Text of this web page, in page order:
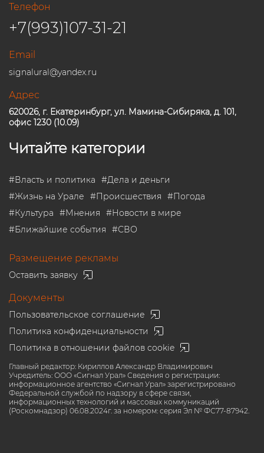
Телефон
+7(993)107-31-21
Email
signalural@yandex.ru
Адрес
620026, г. Екатеринбург, ул. Мамина-Сибиряка, д. 101,
офис 1230 (10.09)
Читайте категории
#Власть и политика #Дела и деньги
#Жизнь на Урале #Происшествия #Погода
#Культура #Мнения #Новости в мире
#Ближайшие события #СВО
Размещение рекламы
Оставить заявку
Документы
Пользовательское соглашение
Политика конфиденциальности
Политика в отношении файлов cookie
Главный редактор: Кириллов Александр Владимирович
Учредитель: ООО «Сигнал Урал» Сведения о регистрации:
информационное агентство «Сигнал Урал» зарегистрировано
Федеральной службой по надзору в сфере связи,
информационных технологий и массовых коммуникаций
(Роскомнадзор) 06.08.2024г. за номером: серия Эл № ФС77-87942.